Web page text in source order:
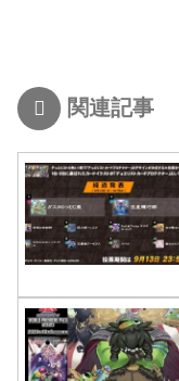
関連記事